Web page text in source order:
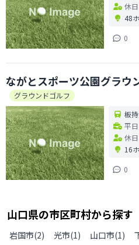
休日
48
0
ながとスポーツ公園グラウ
グラウンドゴルフ
板
平日
休日
16
0
山口県の市区町村から探す
岩国市(2) 光市(1) 山口市(1)